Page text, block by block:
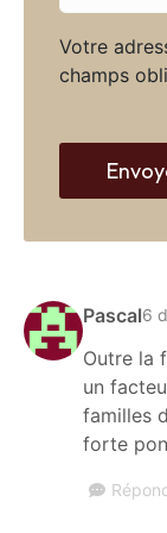
Pascal6
Outre la
un
familles
forte
Votre
champs
l
*
e
w
b